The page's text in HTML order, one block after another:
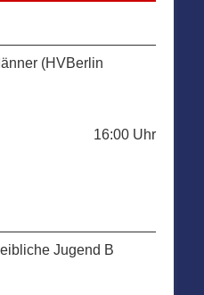
(HVBerlin
16:00 Uhr
Jugend B